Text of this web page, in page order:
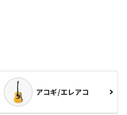
アコギ/エレアコ